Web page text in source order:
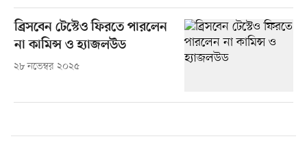
ব্রিসবেন টেস্টেও ফিরতে পারলেন
না কামিন্স ও হ্যাজলউড
২৮ নভেম্বর ২০২৫